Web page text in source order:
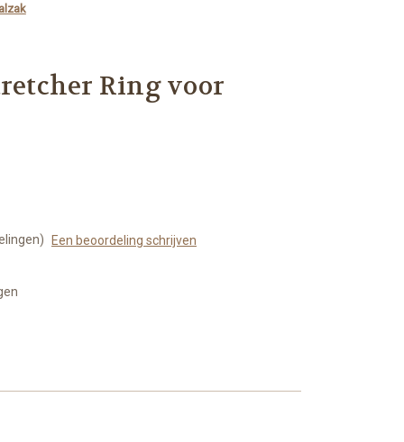
Ring voor
Een beoordeling schrijven